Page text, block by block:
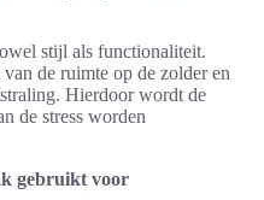
stijl als functionaliteit.
de ruimte op de zolder en
Hierdoor wordt de
de stress worden
gebruikt voor